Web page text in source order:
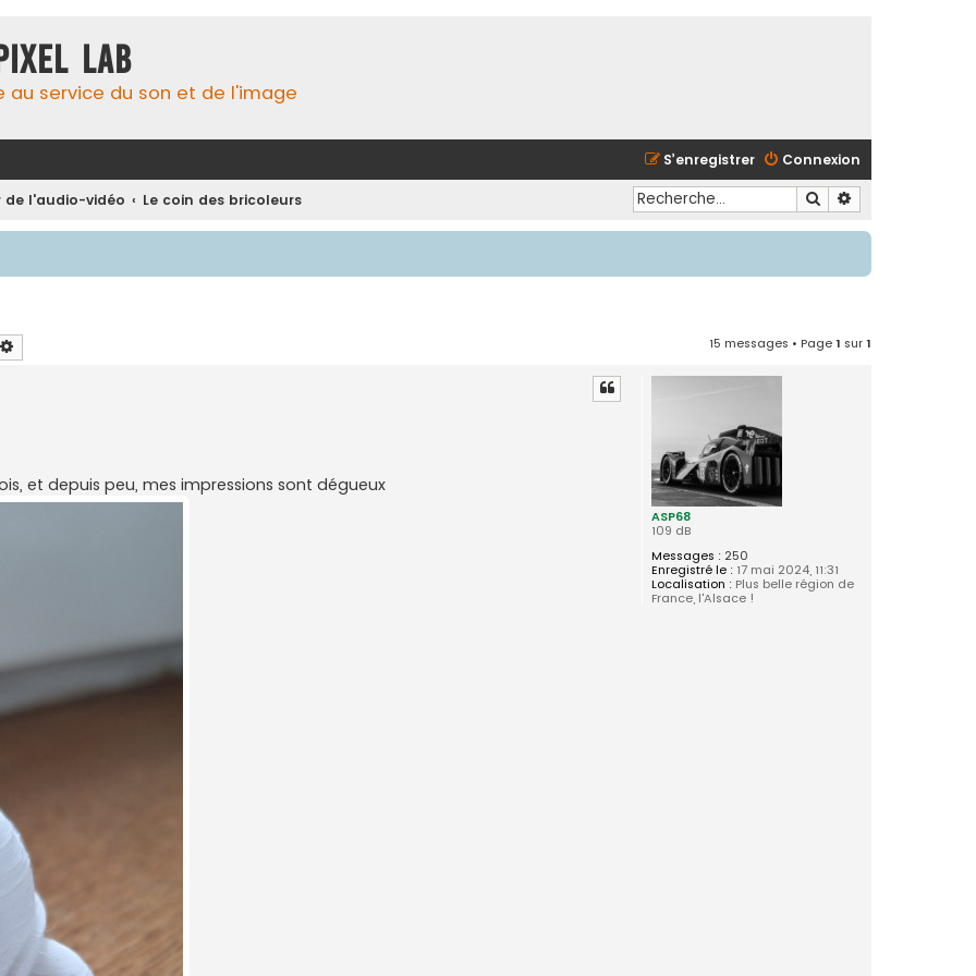
Lab
au service du son et de l'image
Connexion
S’enregistrer
de l'audio-vidéo Le coin des bricoleurs Rechercher
15 messages • Page1 sur1
ASP68
109 dB
Messages : 250
Enregistré le : 17 mai 2024, 11:31
Localisation : Plus belle région de
France, l'Alsace !
et depuis peu, mes impressions sont dégueux